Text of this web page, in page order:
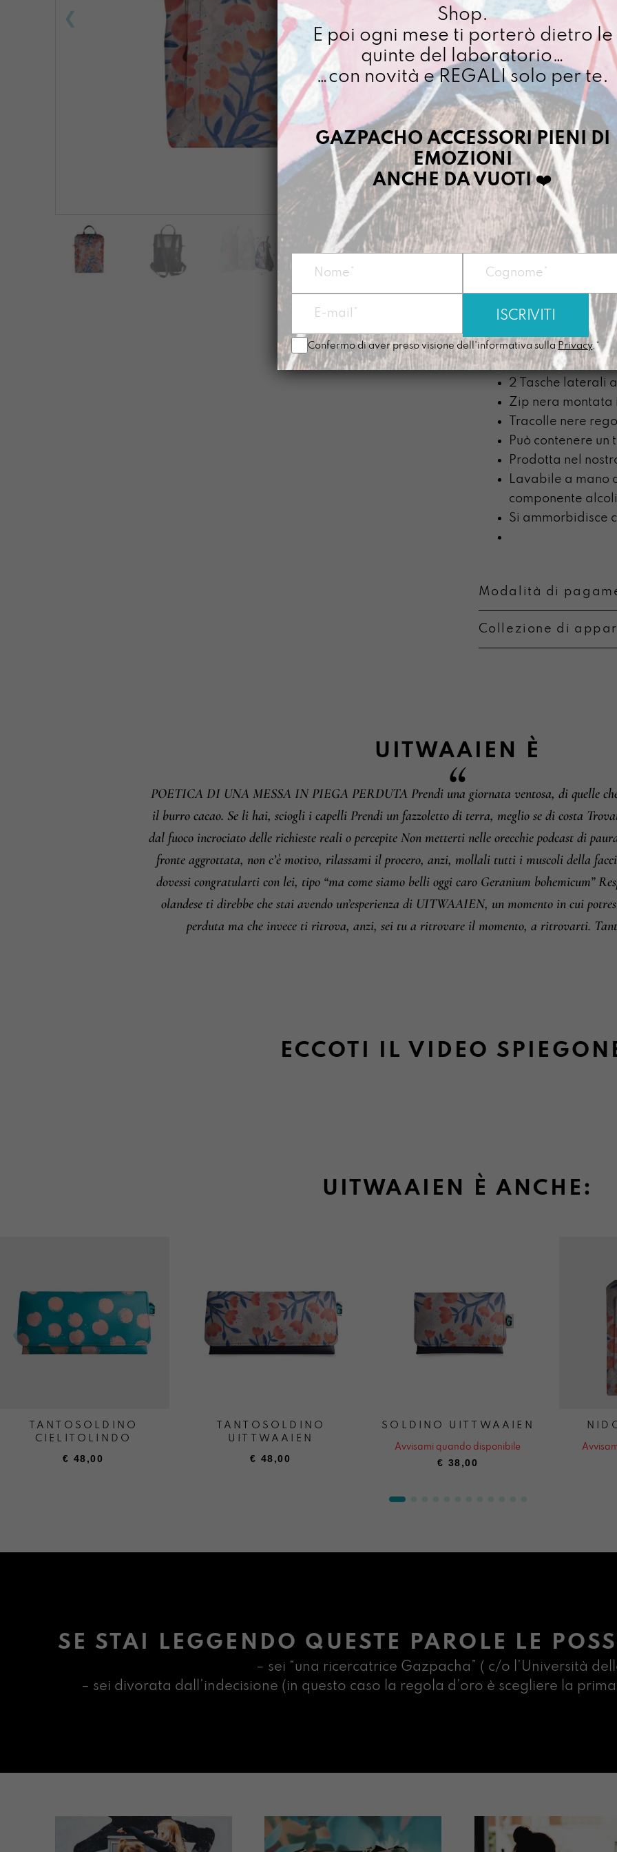
Cuciamo ogni ordine
4/5 giorni lavorativi,
importo superiore ai
Dettagli prodotto
Dentro c’è tutto,
compatto, una
per piccoli umani
possibilità che
Vegan
Misura: 30 x 23 x
Materiale: telo
Peso: circa 450g
Manico
Tasca frontale e
2 Tasche laterali
Zip nera montata
Tracolle nere
Può contenere un
Prodotta nel
Lavabile a mano
componente
Si ammorbidisce
Modalità di
Collezione di
UITWAAIEN È
POETICA DI UNA MESSA IN PIEGA PERDUTA Prendi una giornata ventosa, di quelle
il burro cacao. Se li hai, sciogli i capelli Prendi un fazzoletto di terra, meglio se di costa
dal fuoco incrociato delle richieste reali o percepite Non metterti nelle orecchie podcast di
fronte aggrottata, non c’è motivo, rilassami il procero, anzi, mollali tutti i muscoli della
dovessi congratularti con lei, tipo “ma come siamo belli oggi caro Geranium bohemicum”
olandese ti direbbe che stai avendo un’esperienza di UITWAAIEN, un momento in cui
perduta ma che invece ti ritrova, anzi, sei tu a ritrovare il momento, a ritrovarti.
ECCOTI IL VIDEO
UITWAAIEN È ANCHE:
TANTOSOLDINO
CIELITOLINDO
€ 48,00
TANTOSOLDINO
UITTWAAIEN
€ 48,00
SOLDINO UITTWAAIEN
Avvisami quando disponibile
€ 38,00
SE STAI LEGGENDO QUESTE PAROLE LE
– sei “una ricercatrice Gazpacha” ( c/o l’Università
– sei divorata dall’indecisione (in questo caso la regola d’oro è scegliere la
Shop.
E poi ogni mese ti porterò dietro le
quinte del laboratorio…
…con novità e REGALI solo per te.
GAZPACHO ACCESSORI PIENI DI
EMOZIONI
ANCHE DA VUOTI❤️
Confermo di aver preso visione dell'informativa sulla Privacy.*